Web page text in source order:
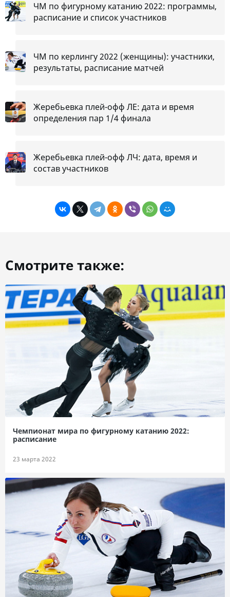
ЧМ по фигурному катанию 2022: программы,
расписание и список участников
ЧМ по керлингу 2022 (женщины): участники,
результаты, расписание матчей
Жеребьевка плей-офф ЛЕ: дата и время
определения пар 1/4 финала
Жеребьевка плей-офф ЛЧ: дата, время и
состав участников
Смотрите также:
Чемпионат мира по фигурному катанию 2022:
расписание
23 марта 2022